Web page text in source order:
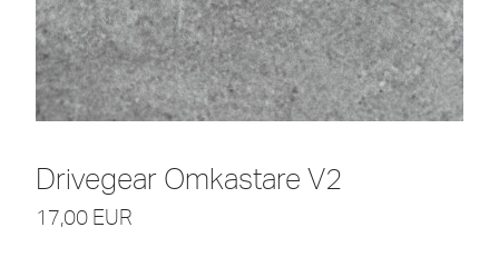
Drivegear Omkastare V2
17,00 EUR